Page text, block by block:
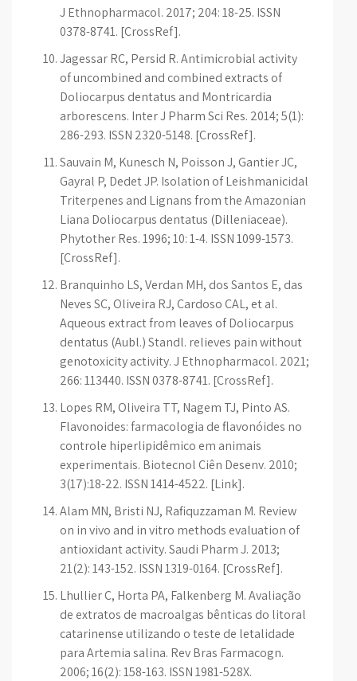
J Ethnopharmacol. 2017; 204: 18-25. ISSN
0378-8741. [CrossRef].
Jagessar RC, Persid R. Antimicrobial activity
of uncombined and combined extracts of
Doliocarpus dentatus and Montricardia
arborescens. Inter J Pharm Sci Res. 2014; 5(1):
286-293. ISSN 2320-5148. [CrossRef].
Sauvain M, Kunesch N, Poisson J, Gantier JC,
Gayral P, Dedet JP. Isolation of Leishmanicidal
Triterpenes and Lignans from the Amazonian
Liana Doliocarpus dentatus (Dilleniaceae).
Phytother Res. 1996; 10: 1-4. ISSN 1099-1573.
[CrossRef].
Branquinho LS, Verdan MH, dos Santos E, das
Neves SC, Oliveira RJ, Cardoso CAL, et al.
Aqueous extract from leaves of Doliocarpus
dentatus (Aubl.) Standl. relieves pain without
genotoxicity activity. J Ethnopharmacol. 2021;
266: 113440. ISSN 0378-8741. [CrossRef].
Lopes RM, Oliveira TT, Nagem TJ, Pinto AS.
Flavonoides: farmacologia de flavonóides no
controle hiperlipidêmico em animais
experimentais. Biotecnol Ciên Desenv. 2010;
3(17):18-22. ISSN 1414-4522. [Link].
Alam MN, Bristi NJ, Rafiquzzaman M. Review
on in vivo and in vitro methods evaluation of
antioxidant activity. Saudi Pharm J. 2013;
21(2): 143-152. ISSN 1319-0164. [CrossRef].
Lhullier C, Horta PA, Falkenberg M. Avaliação
de extratos de macroalgas bênticas do litoral
catarinense utilizando o teste de letalidade
para Artemia salina. Rev Bras Farmacogn.
2006; 16(2): 158-163. ISSN 1981-528X.